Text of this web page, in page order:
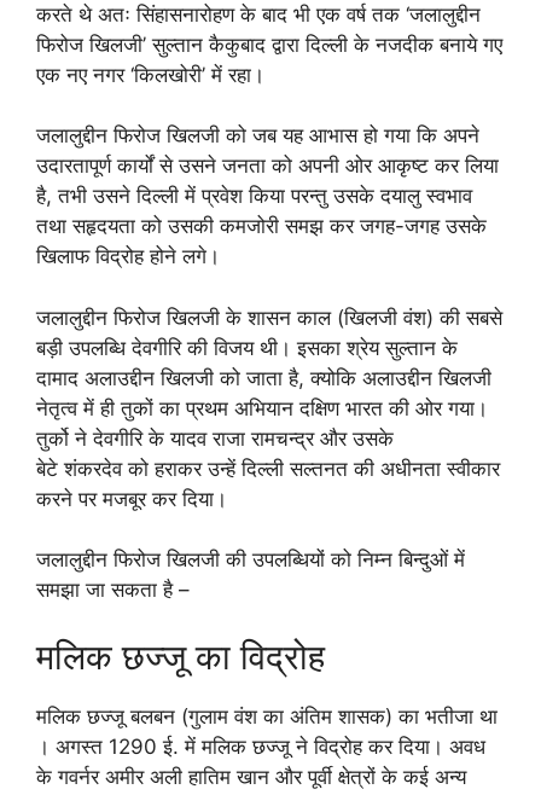
करते थे अतः सिंहासनारोहण के बाद भी एक वर्ष तक ‘जलालुद्दीन
फिरोज खिलजी’ सुल्तान कैकुबाद द्वारा दिल्ली के नजदीक बनाये गए
एक नए नगर ‘किलखोरी’ में रहा।
जलालुद्दीन फिरोज खिलजी को जब यह आभास हो गया कि अपने
उदारतापूर्ण कार्यों से उसने जनता को अपनी ओर आकृष्ट कर लिया
है, तभी उसने दिल्ली में प्रवेश किया परन्तु उसके दयालु स्वभाव
तथा सहृदयता को उसकी कमजोरी समझ कर जगह-जगह उसके
खिलाफ विद्रोह होने लगे।
जलालुद्दीन फिरोज खिलजी के शासन काल (खिलजी वंश) की सबसे
बड़ी उपलब्धि देवगीरि की विजय थी। इसका श्रेय सुल्तान के
दामाद अलाउद्दीन खिलजी को जाता है, क्योकि अलाउद्दीन खिलजी
नेतृत्व में ही तुकों का प्रथम अभियान दक्षिण भारत की ओर गया।
तुर्को ने देवगीरि के यादव राजा रामचन्द्र और उसके
बेटे शंकरदेव को हराकर उन्हें दिल्ली सल्तनत की अधीनता स्वीकार
करने पर मजबूर कर दिया।
जलालुद्दीन फिरोज खिलजी की उपलब्धियों को निम्न बिन्दुओं में
समझा जा सकता है –
मलिक छज्जू का विद्रोह
मलिक छज्जू बलबन (गुलाम वंश का अंतिम शासक) का भतीजा था
। अगस्त 1290 ई. में मलिक छज्जू ने विद्रोह कर दिया। अवध
के गवर्नर अमीर अली हातिम खान और पूर्वी क्षेत्रों के कई अन्य